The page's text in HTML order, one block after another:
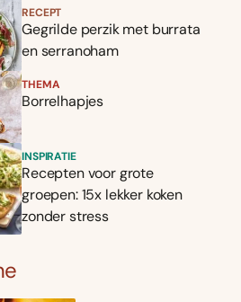
RECEPT
Gegrilde perzik met burrata
en serranoham
THEMA
Borrelhapjes
INSPIRATIE
Recepten voor grote
groepen: 15x lekker koken
zonder stress